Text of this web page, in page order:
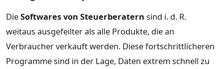
DieSoftwares von Steuerberatern sind i. d. R.
weitaus ausgefeilter als alle Produkte, die an
Verbraucher verkauft werden. Diese fortschrittlicheren
Programme sind in der Lage, Daten extrem schnell zu